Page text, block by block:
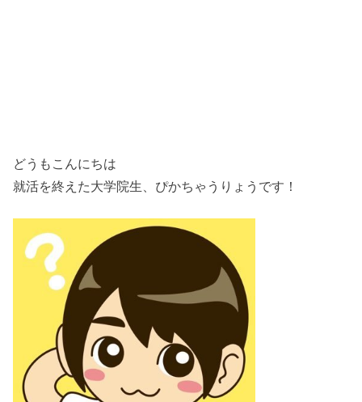
どうもこんにちは
就活を終えた大学院生、ぴかちゃうりょうです！